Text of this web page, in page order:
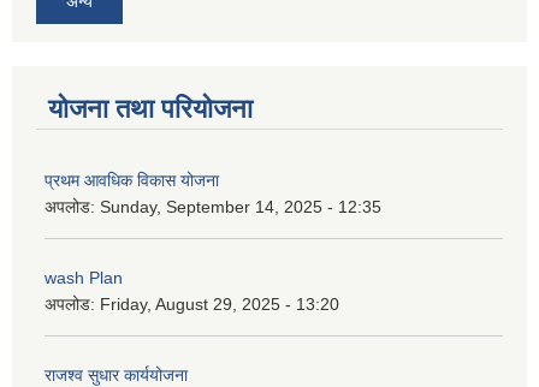
योजना तथा परियोजना
प्रथम आवधिक विकास योजना
अपलोड: Sunday, September 14, 2025 - 12:35
wash Plan
अपलोड: Friday, August 29, 2025 - 13:20
राजश्व सुधार कार्ययोजना